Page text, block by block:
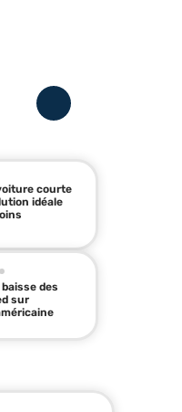
courte
idéale
des
sur